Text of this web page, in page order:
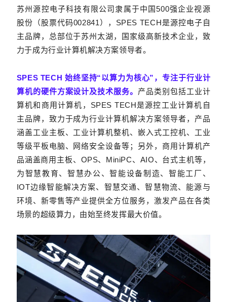
苏州源控电子科技有限公司隶属于中国500强企业视源
股份（股票代码002841），SPES TECH是源控电子自
主品牌，总部位于苏州太湖，国家级高新技术企业，致
力于成为行业计算机解决方案领导者。
SPES TECH 始终坚持“以算力为核心”，专注于行业计
算机的硬件方案设计及技术服务。 产品类别包括工业计
算机和商用计算机，SPES TECH是源控工业计算机自
主品牌，致力于成为行业计算机解决方案领导者，产品
涵盖工业主板、工业计算机整机、嵌入式工控机、工业
等级平板电脑、网络安全设备等；另外，商用计算机产
品涵盖商用主板、OPS、MiniPC、AIO、台式主机等，
为智慧教育、智慧办公、智能设备制造、智能工厂、
IOT边缘智能解决方案、智慧交通、智慧物流、能源与
环境、新零售等产业提供全方位服务，激发产品在各类
场景的超级算力，由始至终发挥最大价值。